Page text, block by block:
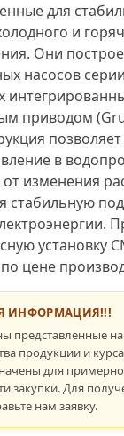
для
и
Они
насосов
приводом
в
изменения
стабильную
установку
цене
ИНФОРМАЦИЯ!!!
представленные на
продукции и
для
закупки. Для
нам заявку.